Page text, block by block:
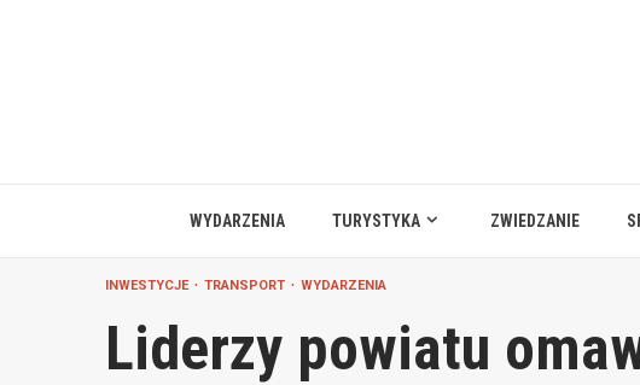
WYDARZENIA TURYSTYKA ZWIEDZANIE
INWESTYCJE TRANSPORT WYDARZENIA
Liderzy powiatu